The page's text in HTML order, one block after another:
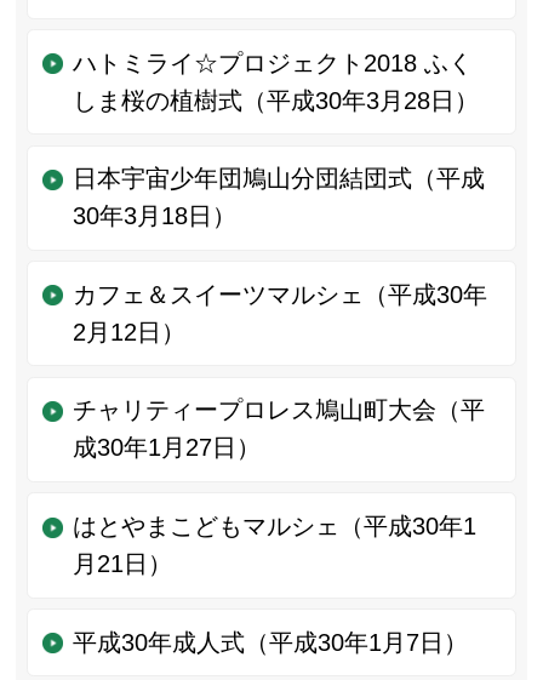
ハトミライ☆プロジェクト2018 ふく
しま桜の植樹式（平成30年3月28日）
日本宇宙少年団鳩山分団結団式（平成
30年3月18日）
カフェ＆スイーツマルシェ（平成30年
2月12日）
チャリティープロレス鳩山町大会（平
成30年1月27日）
はとやまこどもマルシェ（平成30年1
月21日）
平成30年成人式（平成30年1月7日）